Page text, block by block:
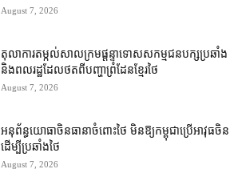
August 7, 2026
តុលាការ​តម្កល់​សាលក្រម​ផ្ដន្ទាទោស​សកម្មជន​បក្ស​ប្រឆាំង​
និង​ពលរដ្ឋ​ដែល​ថត​ពី​បញ្ហា​ព្រំដែន​ខ្មែរ​ថៃ
August 7, 2026
អនុព័ន្ធយោធា​ចិន​ធានា​ចំពោះ​ថៃ មិន​ឱ្យ​កម្ពុជា​ប្រើ​អាវុធ​ចិន​
ដើម្បី​ប្រឆាំង​ថៃ ​
August 7, 2026